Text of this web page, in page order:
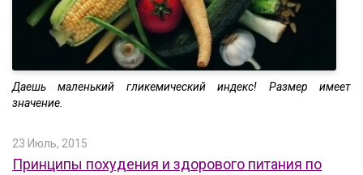
Даешь маленький гликемический индекс! Размер имеет
значение.
23 Июль, 2015
Принципы похудения и здорового питания по